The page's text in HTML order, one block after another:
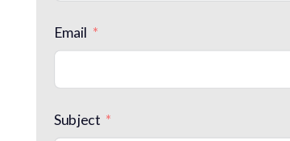
Email
Subject